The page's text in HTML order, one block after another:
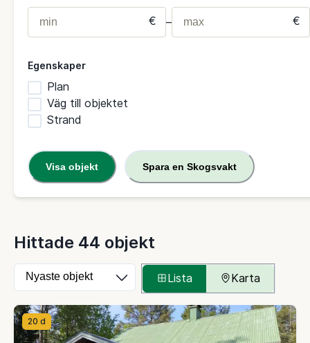
€ – €
Egenskaper
Plan
Väg till objektet
Strand
Visa objekt Spara en Skogsvakt
Hittade 44 objekt
Ordna objekten Välj hur objekten granskas
Lista Karta
20 d